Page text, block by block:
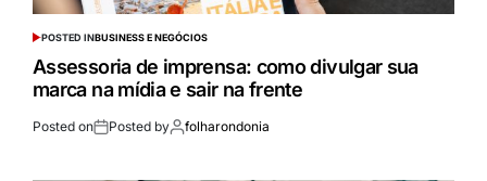
POSTED INBUSINESS E NEGÓCIOS
Assessoria de imprensa: como divulgar sua
marca na mídia e sair na frente
Posted on Posted by folharondonia